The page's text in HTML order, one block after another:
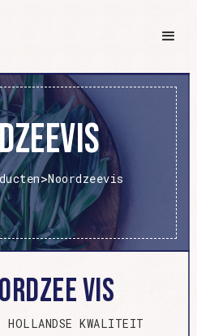
>Noordzeevis
Vis
HOLLANDSE KWALITEIT